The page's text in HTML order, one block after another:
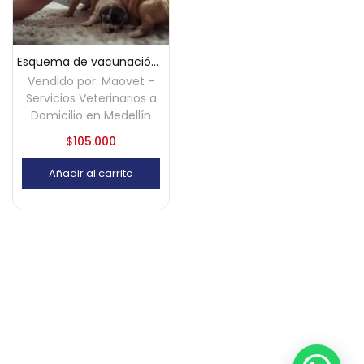
Esquema de vacunación para perros cachorros a domicilio – Medellín
Vendido por: Maovet -
Servicios Veterinarios a
Domicilio en Medellín
$105.000
Añadir al carrito